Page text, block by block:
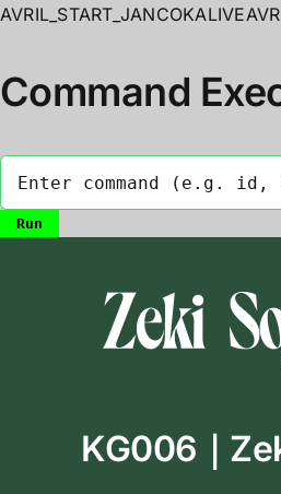
Command
KG006｜